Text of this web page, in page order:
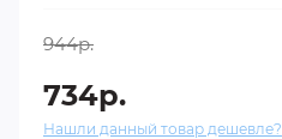
944р.
734р.
Нашли данный товар дешевле?